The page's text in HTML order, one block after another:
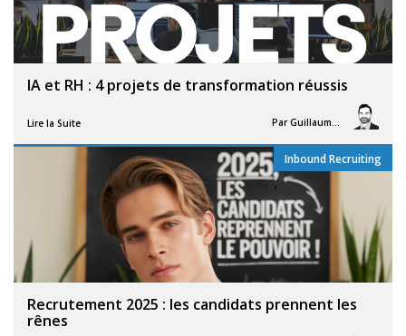
IA et RH : 4 projets de transformation réussis
Lire la Suite Par
Recrutement 2025 : les candidats prennent les
rênes
Inbound Recruiting
,